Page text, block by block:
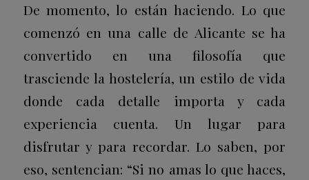
De momento, lo están haciendo. Lo que
comenzó en una calle de Alicante se ha
convertido en una filosofía que
trasciende la hostelería, un estilo de vida
donde cada detalle importa y cada
experiencia cuenta. Un lugar para
disfrutar y para recordar. Lo saben, por
eso, sentencian: “Si no amas lo que haces,